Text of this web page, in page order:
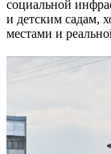
социальной
и детским садам,
местами и